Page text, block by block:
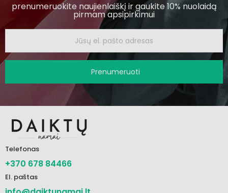
prenumeruokite naujienlaiškį ir gaukite 10% nuolaidą
pirmam apsipirkimui
Prenumeruoti
Telefonas
+370 678 84466
El. paštas